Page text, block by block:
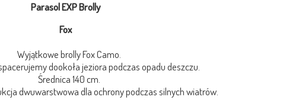
Parasol EXP Brolly
Fox
Wyjątkowe brolly Fox Camo.
dookoła jeziora podczas opadu deszczu.
Średnica 140 cm.
dwuwarstwowa dla ochrony podczas silnych wiatrów.